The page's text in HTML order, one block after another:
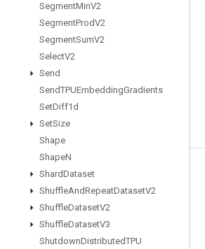
SegmentMinV2
SegmentProdV2
SegmentSumV2
SelectV2
Send
SendTPUEmbeddingGradients
SetDiff1d
SetSize
Shape
ShapeN
ShardDataset
ShuffleAndRepeatDatasetV2
ShuffleDatasetV2
ShuffleDatasetV3
ShutdownDistributedTPU
เชื่อมต่อเสมอ
ฟอรัม
GitHub